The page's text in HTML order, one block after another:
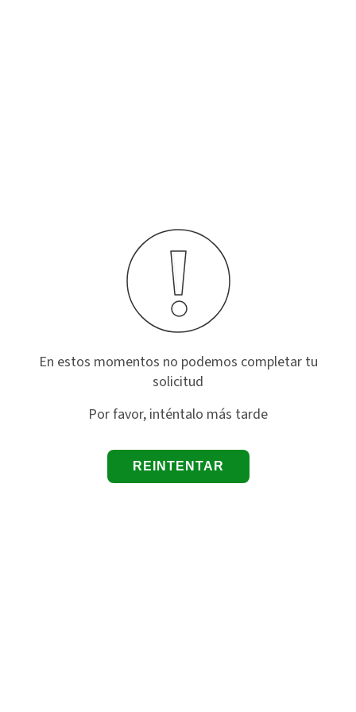
En estos momentos no podemos completar tu
solicitud
Por favor, inténtalo más tarde
REINTENTAR